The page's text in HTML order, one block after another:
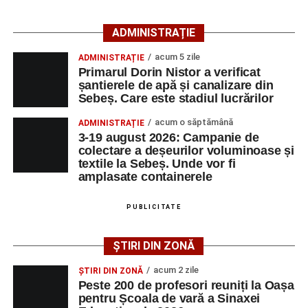
căutarea unui loc de muncă.
Lista publicată de AJOFM Alba include, pe lângă
denumirea posturilor vacante din Săsciori, și datele de
contact ale angajatorilor, precum numere de telefon și
adrese de e-mail, pentru ca persoanele interesate să
poată solicita detalii despre condițiile de angajare,
programul de lucru și procesul de recrutare.
Mai jos puteți consulta lista completă a locurilor de
august 2026, precum și datele de contact ale
OCUPAŢIA
NR.
LMV
MAIL
ADMINISTRAȚIE
ADMINISTRAȚIE acum 5 zile
Primarul Dorin Nistor a verificat
șantierele de apă și canalizare din
Sebeș. Care este stadiul lucrărilor
ADMINISTRAȚIE acum o săptămână
3-19 august 2026: Campanie de
colectare a deșeurilor voluminoase și
textile la Sebeș. Unde vor fi
amplasate containerele
PUBLICITATE
ȘTIRI DIN ZONĂ
ȘTIRI DIN ZONĂ acum 2 zile
Peste 200 de profesori reuniți la Oașa
pentru Școala de vară a Sinaxei